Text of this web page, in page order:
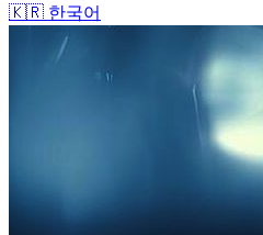
🇰🇷 한국어